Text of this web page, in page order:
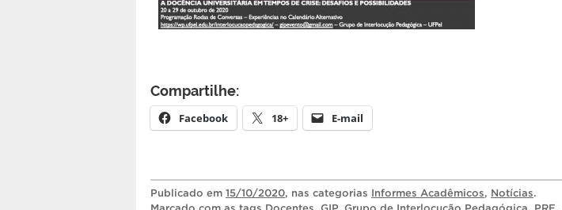
Compartilhe:
Facebook 18+ E-mail
Publicado em 15/10/2020, nas categorias Informes Acadêmicos, Notícias.